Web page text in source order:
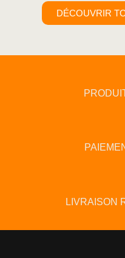
DÉCOUVRIR
LIVRAISON